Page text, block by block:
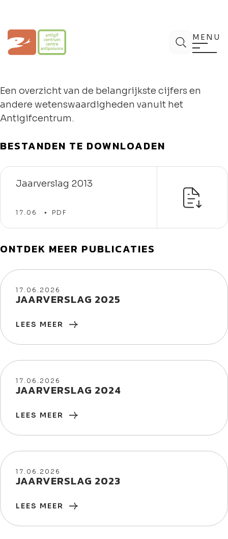
inhoud
Antigifcentrum ZoekMENU
Een overzicht van de belangrijkste cijfers en
andere wetenswaardigheden vanuit het
Antigifcentrum.
BESTANDEN TE DOWNLOADEN
Jaarverslag 2013
17.06 PDF
ONTDEK MEER PUBLICATIES
17/06/2026
17.06.2026
JAARVERSLAG 2025
LEES MEER
17/06/2026
17.06.2026
JAARVERSLAG 2024
LEES MEER
17/06/2026
17.06.2026
JAARVERSLAG 2023
LEES MEER